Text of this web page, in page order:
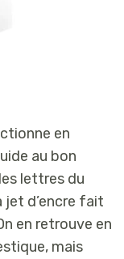
en
au bon
lettres du
jet d’encre fait
en retrouve en
mais